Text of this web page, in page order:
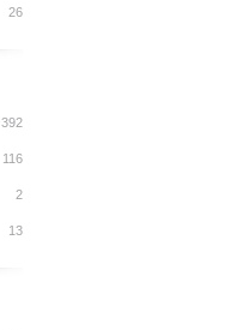
26
392
116
2
13